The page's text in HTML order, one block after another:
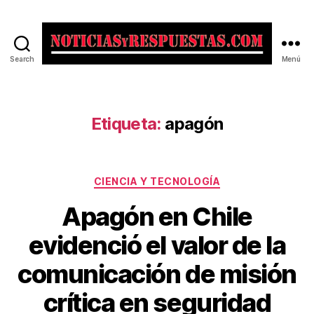
Search Menú
Etiqueta: apagón
Categorías
CIENCIA Y TECNOLOGÍA
Apagón en Chile
evidenció el valor de la
comunicación de misión
crítica en seguridad